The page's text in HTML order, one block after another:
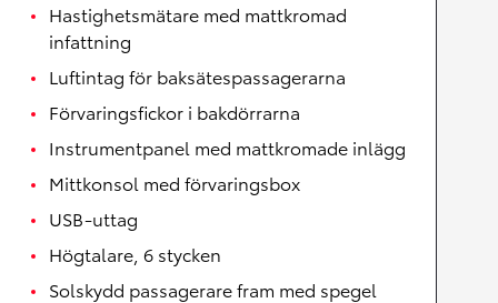
Hastighetsmätare med mattkromad
infattning
Luftintag för baksätespassagerarna
Förvaringsfickor i bakdörrarna
Instrumentpanel med mattkromade inlägg
Mittkonsol med förvaringsbox
USB-uttag
Högtalare, 6 stycken
Solskydd passagerare fram med spegel